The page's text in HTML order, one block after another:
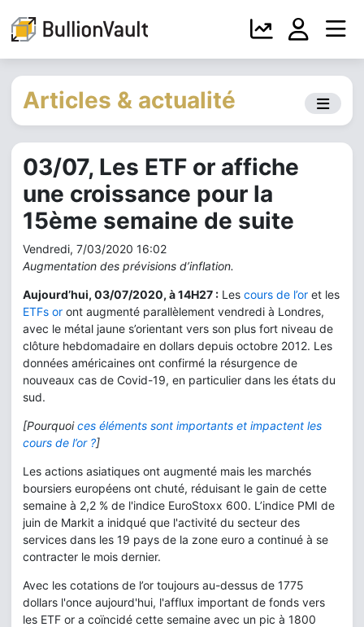
Articles & actualité
03/07, Les ETF or affiche
une croissance pour la
15ème semaine de suite
Vendredi, 7/03/2020 16:02
Augmentation des prévisions d’inflation.
Aujourd’hui, 03/07/2020, à 14H27 : Les cours de l’or et les
ETFs or ont augmenté parallèlement vendredi à Londres,
avec le métal jaune s’orientant vers son plus fort niveau de
clôture hebdomadaire en dollars depuis octobre 2012. Les
données américaines ont confirmé la résurgence de
nouveaux cas de Covid-19, en particulier dans les états du
sud.
[Pourquoices éléments sont importants et impactent les
cours de l’or ?]
Les actions asiatiques ont augmenté mais les marchés
boursiers européens ont chuté, réduisant le gain de cette
semaine à 2,2 % de l'indice EuroStoxx 600. L’indice PMI de
juin de Markit a inidqué que l'activité du secteur des
services dans les 19 pays de la zone euro a continué à se
contracter le mois dernier.
Avec les cotations de l’or toujours au-dessus de 1775
dollars l'once aujourd'hui, l'afflux important de fonds vers
les ETF or a coïncidé cette semaine avec un pic à 1800